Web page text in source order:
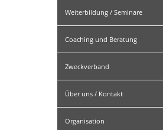
Weiterbildung / Seminare
Coaching und Beratung
Zweckverband
Über uns / Kontakt
Organisation